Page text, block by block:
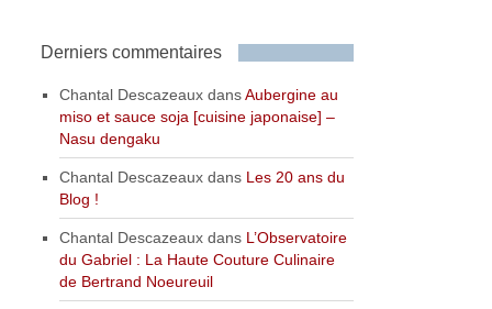
Derniers commentaires
Chantal Descazeaux dansAubergine au
miso et sauce soja [cuisine japonaise] –
Nasu dengaku
Chantal Descazeaux dans Les 20 ans du
Blog !
Chantal Descazeaux dans L’Observatoire
du Gabriel : La Haute Couture Culinaire
de Bertrand Noeureuil